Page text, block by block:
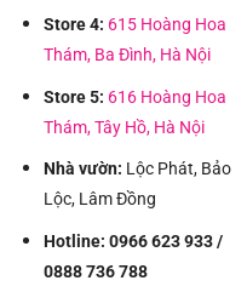
Store 4: 615 Hoàng Hoa
Thám, Ba Đình, Hà Nội
Store 5: 616 Hoàng Hoa
Thám, Tây Hồ, Hà Nội
Nhà vườn: Lộc Phát, Bảo
Lộc, Lâm Đồng
Hotline: 0966 623 933 /
0888 736 788